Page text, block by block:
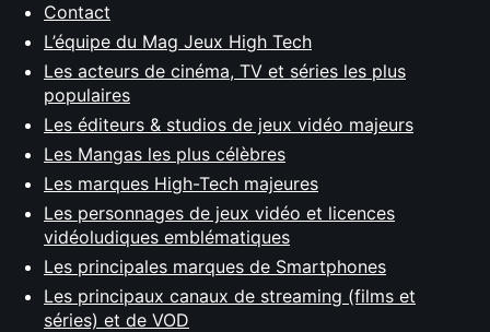
Contact
L’équipe du Mag Jeux High Tech
Les acteurs de cinéma, TV et séries les plus
populaires
Les éditeurs & studios de jeux vidéo majeurs
Les Mangas les plus célèbres
Les marques High-Tech majeures
Les personnages de jeux vidéo et licences
vidéoludiques emblématiques
Les principales marques de Smartphones
Les principaux canaux de streaming (films et
séries) et de VOD